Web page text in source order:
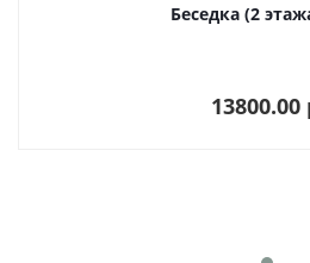
Беседка (2
13800.00